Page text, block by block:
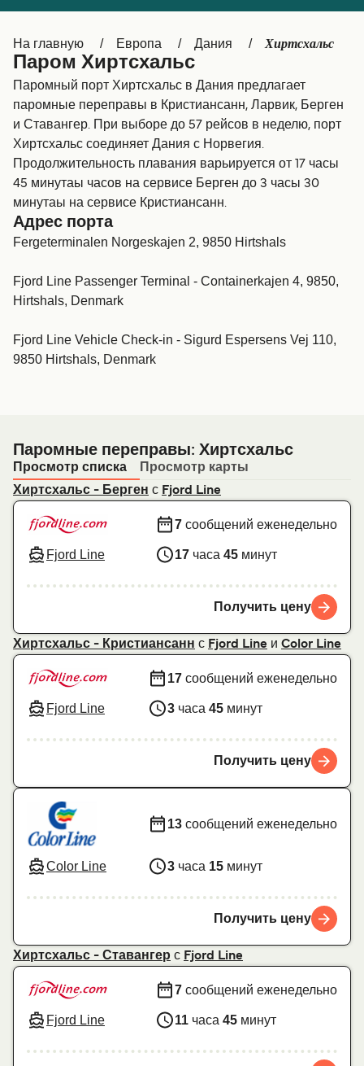
Ελλάδα Belgique (FR)
Polska Deutschland
Schweiz (DE) Norge
Україна Indonesia
المغرب Maroc (FR)
На главную Европа Дания Хиртсхальс
Паром Хиртсхальс
Паромный порт Хиртсхальс в Дания предлагает
паромные переправы в Кристиансанн, Ларвик, Берген
и Ставангер. При выборе до 57 рейсов в неделю, порт
Хиртсхальс соединяет Дания с Норвегия.
Продолжительность плавания варьируется от 17 часы
45 минутаы часов на сервисе Берген до 3 часы 30
минутаы на сервисе Кристиансанн.
Адрес порта
Fergeterminalen Norgeskajen 2, 9850 Hirtshals
Fjord Line Passenger Terminal - Containerkajen 4, 9850,
Hirtshals, Denmark
Fjord Line Vehicle Check-in - Sigurd Espersens Vej 110,
9850 Hirtshals, Denmark
Паромные переправы: Хиртсхальс
Просмотр списка
Просмотр карты
Хиртсхальс - Берген с Fjord Line
Fjord Line
7 сообщений еженедельно
17 часа 45 минут
Получить цену
Хиртсхальс - Кристиансанн с Fjord Line и Color Line
Fjord Line
17 сообщений еженедельно
3 часа 45 минут
Получить цену
Color Line
13 сообщений еженедельно
3 часа 15 минут
Получить цену
Хиртсхальс - Ставангер с Fjord Line
Fjord Line
7 сообщений еженедельно
11 часа 45 минут